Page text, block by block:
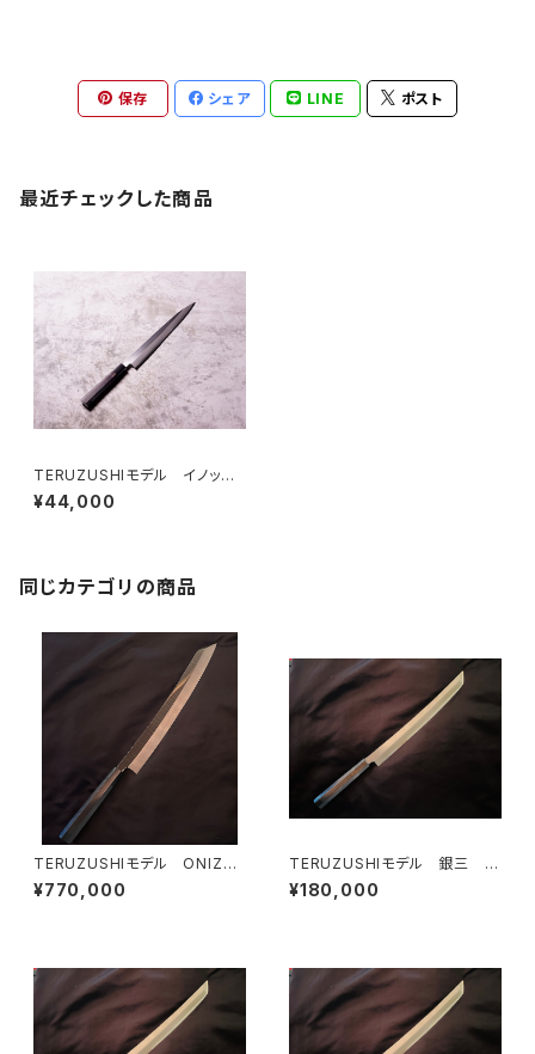
保存 シェア LINE ポスト
最近チェックした商品
TERUZUSHIモデル イノック
ス正夫 黒檀柄 270
¥44,000
同じカテゴリの商品
TERUZUSHIモデル ONIZO
RI 剣型 390
¥770,000
TERUZUSHIモデル 銀三 黒
檀柄 先丸 300
¥180,000